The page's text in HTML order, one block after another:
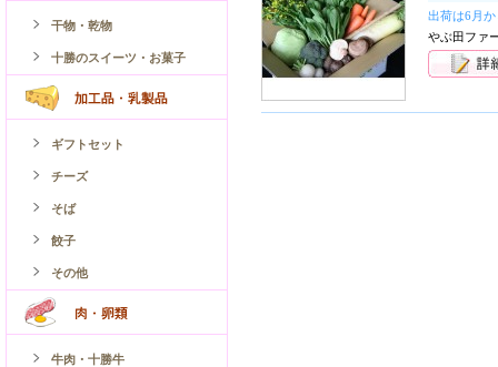
出荷は6月
やぶ田ファ
干物・乾物
十勝のスイーツ・お菓子
ギフトセット
チーズ
そば
餃子
その他
牛肉・十勝牛